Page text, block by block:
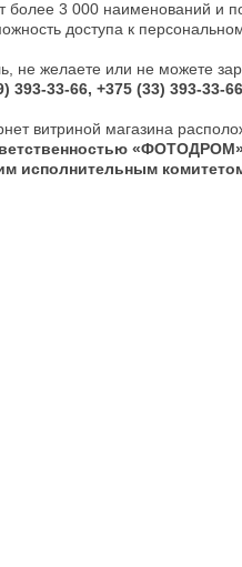
более 3 000 наименований и
доступа к
не желаете или не можете
393-33-66, +375 (33) 393-33-
витриной магазина
«ФОТОДРОМ»
исполнительным